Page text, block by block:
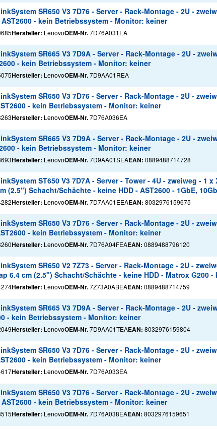
SR650 V3 7D76 - Server - Rack-Montage - 2U -
AST2600 - kein Betriebssystem - Monitor: keiner
Hersteller: LenovoOEM-Nr.7D76A031EA
SR665 V3 7D9A - Server - Rack-Montage - 2U -
- kein Betriebssystem - Monitor: keiner
Hersteller: LenovoOEM-Nr.7D9AA01REA
SR650 V3 7D76 - Server - Rack-Montage - 2U -
- kein Betriebssystem - Monitor: keiner
Hersteller: LenovoOEM-Nr.7D76A036EA
SR665 V3 7D9A - Server - Rack-Montage - 2U -
- kein Betriebssystem - Monitor: keiner
Hersteller: LenovoOEM-Nr.7D9AA01SEAEAN: 0889488714728
ST650 V3 7D7A - Server - Tower - 4U - zweiweg - 1
(2.5") Schacht/Schächte - keine HDD - AST2600 - 1GbE,
Hersteller: LenovoOEM-Nr.7D7AA01EEAEAN: 8032976159675
SR650 V3 7D76 - Server - Rack-Montage - 2U -
- kein Betriebssystem - Monitor: keiner
Hersteller: LenovoOEM-Nr.7D76A04FEAEAN: 0889488796120
SR650 V2 7Z73 - Server - Rack-Montage - 2U -
6.4 cm (2.5") Schacht/Schächte - keine HDD - Matrox G200
Hersteller: LenovoOEM-Nr.7Z73A0ABEAEAN: 0889488714759
SR665 V3 7D9A - Server - Rack-Montage - 2U -
- kein Betriebssystem - Monitor: keiner
Hersteller: LenovoOEM-Nr.7D9AA01TEAEAN: 8032976159804
SR650 V3 7D76 - Server - Rack-Montage - 2U -
- kein Betriebssystem - Monitor: keiner
Hersteller: LenovoOEM-Nr.7D76A033EA
SR650 V3 7D76 - Server - Rack-Montage - 2U -
AST2600 - kein Betriebssystem - Monitor: keiner
Hersteller: LenovoOEM-Nr.7D76A038EAEAN: 8032976159651